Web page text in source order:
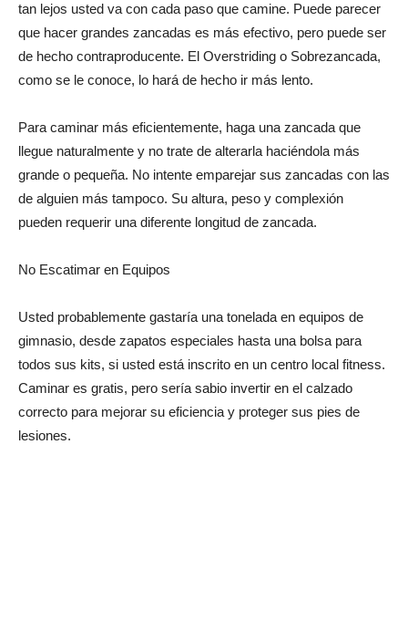
tan lejos usted va con cada paso que camine. Puede parecer
que hacer grandes zancadas es más efectivo, pero puede ser
de hecho contraproducente. El Overstriding o Sobrezancada,
como se le conoce, lo hará de hecho ir más lento.
Para caminar más eficientemente, haga una zancada que
llegue naturalmente y no trate de alterarla haciéndola más
grande o pequeña. No intente emparejar sus zancadas con las
de alguien más tampoco. Su altura, peso y complexión
pueden requerir una diferente longitud de zancada.
No Escatimar en Equipos
Usted probablemente gastaría una tonelada en equipos de
gimnasio, desde zapatos especiales hasta una bolsa para
todos sus kits, si usted está inscrito en un centro local fitness.
Caminar es gratis, pero sería sabio invertir en el calzado
correcto para mejorar su eficiencia y proteger sus pies de
lesiones.